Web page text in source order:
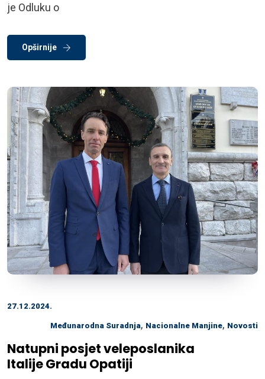
je Odluku o
Opširnije
27.12.2024.
Međunarodna Suradnja, Nacionalne Manjine, Novosti
Natupni posjet veleposlanika
Italije Gradu Opatiji